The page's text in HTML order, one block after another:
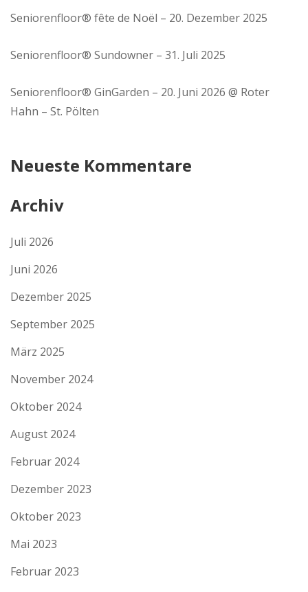
Seniorenfloor® fête de Noël – 20. Dezember 2025
Seniorenfloor® Sundowner – 31. Juli 2025
Seniorenfloor® GinGarden – 20. Juni 2026 @ Roter
Hahn – St. Pölten
Neueste Kommentare
Archiv
Juli 2026
Juni 2026
Dezember 2025
September 2025
März 2025
November 2024
Oktober 2024
August 2024
Februar 2024
Dezember 2023
Oktober 2023
Mai 2023
Februar 2023